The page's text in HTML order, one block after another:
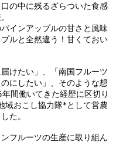
の中に残るざらついた食感
インアップルの甘さと風味
ルと全然違う！甘くておい
けたい」、「南国フルーツ
にしたい」、そのような想
間働いてきた経歴に区切り
域おこし協力隊*として営農
た。
フルーツの生産に取り組ん